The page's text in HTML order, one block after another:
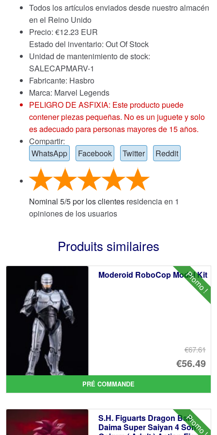
Todos los artículos enviados desde nuestro almacén
en el Reino Unido
Precio: €12.23 EUR
Estado del inventario: Out Of Stock
Unidad de mantenimiento de stock:
SALECAPMARV-1
Fabricante: Hasbro
Marca: Marvel Legends
PELIGRO DE ASFIXIA: Este producto puede
contener piezas pequeñas. No es un juguete y solo
es adecuado para personas mayores de 15 años.
Compartir:
WhatsApp
Facebook Twitter Reddit
Nominal 5/5por los clientes residencia en 1
opiniones de los usuarios
Produits similaires
Promo !
Moderoid RoboCop Model Kit
€67.61
Le
€56.49
Le
PRÉ COMMANDE
Promo !
S.H. Figuarts Dragon Ball
Daima Super Saiyan 4 Son